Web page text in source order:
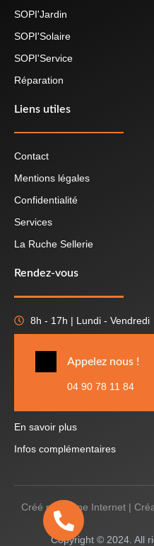
SOPI'Jardin
SOPI'Solaire
SOPI'Service
Réparation
Liens utiles
Contact
Mentions légales
Confidentialité
Services
La Ruche Sellerie
Rendez-vous
8h - 17h | Lundi - Vendredi
Appelez nous !
04 90 78 11 84
En savoir plus
Infos complémentaires
Créé par Icone Internet |
Copyright © 2024. All